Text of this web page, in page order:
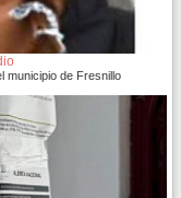
municipio de Fresnillo